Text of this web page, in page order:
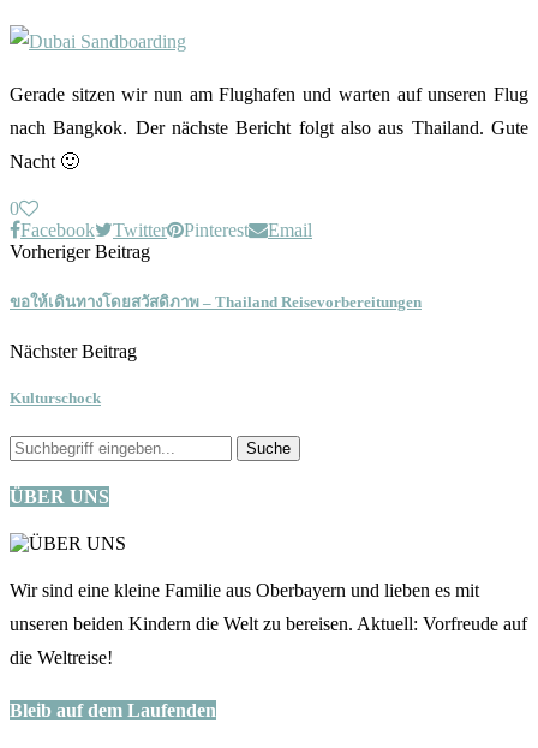
Gerade sitzen wir nun am Flughafen und warten auf unseren Flug
nach Bangkok. Der nächste Bericht folgt also aus Thailand. Gute
Nacht 🙂
0
Facebook
Twitter Pinterest
Email
Vorheriger Beitrag
ขอให้เดินทางโดยสวัสดิภาพ – Thailand Reisevorbereitungen
Nächster Beitrag
Kulturschock
ÜBER UNS
Wir sind eine kleine Familie aus Oberbayern und lieben es mit
unseren beiden Kindern die Welt zu bereisen. Aktuell: Vorfreude auf
die Weltreise!
Bleib auf dem Laufenden